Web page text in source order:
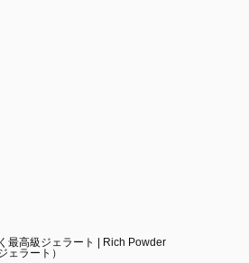
最高級ジェラート | Rich Powder
ェラート）